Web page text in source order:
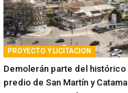
PROYECTO Y LICITACION
Demolerán parte del histórico
predio de San Martín y
para avanzar con la nueva